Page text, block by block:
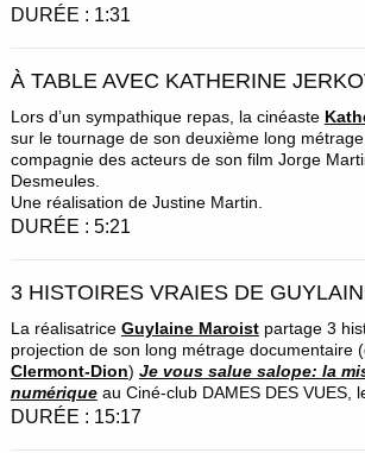
DURÉE : 1:31
À TABLE AVEC KATHERINE
Lors d’un sympathique repas, la cinéaste
sur le tournage de son deuxième long métrage
compagnie des acteurs de son film Jorge
Desmeules.
Une réalisation de Justine Martin.
DURÉE : 5:21
3 HISTOIRES VRAIES DE
La réalisatrice Guylaine Maroistpartage 3
projection de son long métrage documentaire
Clermont-Dion) Je vous salue salope: la
numériqueau Ciné-club DAMES DES VUES,
DURÉE : 15:17